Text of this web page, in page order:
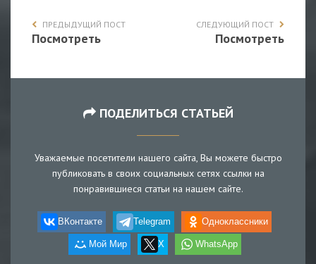
ПРЕДЫДУЩИЙ ПОСТ
Посмотреть
СЛЕДУЮЩИЙ ПОСТ
Посмотреть
ПОДЕЛИТЬСЯ СТАТЬЕЙ
Уважаемые посетители нашего сайта, Вы можете быстро
публиковать в своих социальных сетях ссылки на
понравившиеся статьи на нашем сайте.
ВКонтакте Telegram Одноклассники
Мой Мир X WhatsApp